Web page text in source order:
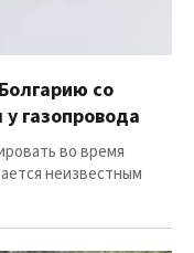
со
газопровода
во время
неизвестным